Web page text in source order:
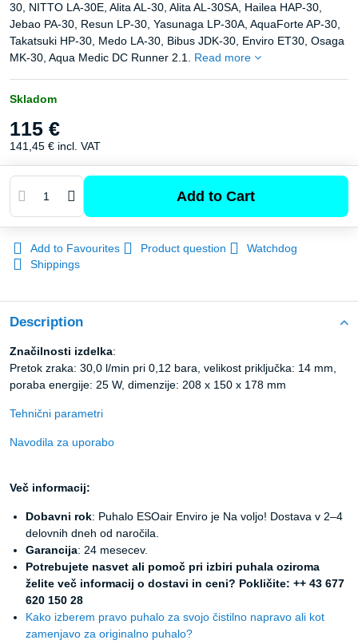
30, NITTO LA-30E, Alita AL-30, Alita AL-30SA, Hailea HAP-30,
Jebao PA-30, Resun LP-30, Yasunaga LP-30A, AquaForte AP-30,
Takatsuki HP-30, Medo LA-30, Bibus JDK-30, Enviro ET30, Osaga
MK-30, Aqua Medic DC Runner 2.1. Read more
Skladom
115 €
141,45 € incl. VAT
Add to Cart
Add to Favourites Product question
Watchdog
Shippings
Description
Značilnosti izdelka:
Pretok zraka: 30,0 l/min pri 0,12 bara, velikost priključka: 14 mm,
poraba energije: 25 W, dimenzije: 208 x 150 x 178 mm
Tehnični parametri
Navodila za uporabo
Več informacij:
Dobavni rok: Puhalo ESOair Enviro je Na voljo! Dostava v 2–4
delovnih dneh od naročila.
Garancija: 24 mesecev.
Potrebujete nasvet ali pomoč pri izbiri puhala oziroma
želite več informacij o dostavi in ​​ceni? Pokličite: ++ 43 677
620 150 28
Kako izberem pravo puhalo za svojo čistilno napravo ali kot
zamenjavo za originalno puhalo?